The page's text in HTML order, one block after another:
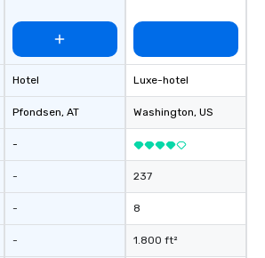
Hotel
Pfondsen, AT
-
-
-
-
Luxe-hotel
Washington, US
237
8
1.800 ft²